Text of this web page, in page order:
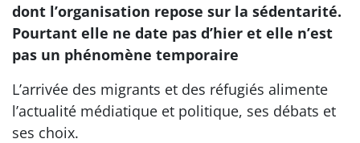
dont l’organisation repose sur la sédentarité.
Pourtant elle ne date pas d’hier et elle n’est
pas un phénomène temporaire
L’arrivée des migrants et des réfugiés alimente
l’actualité médiatique et politique, ses débats et
ses choix.